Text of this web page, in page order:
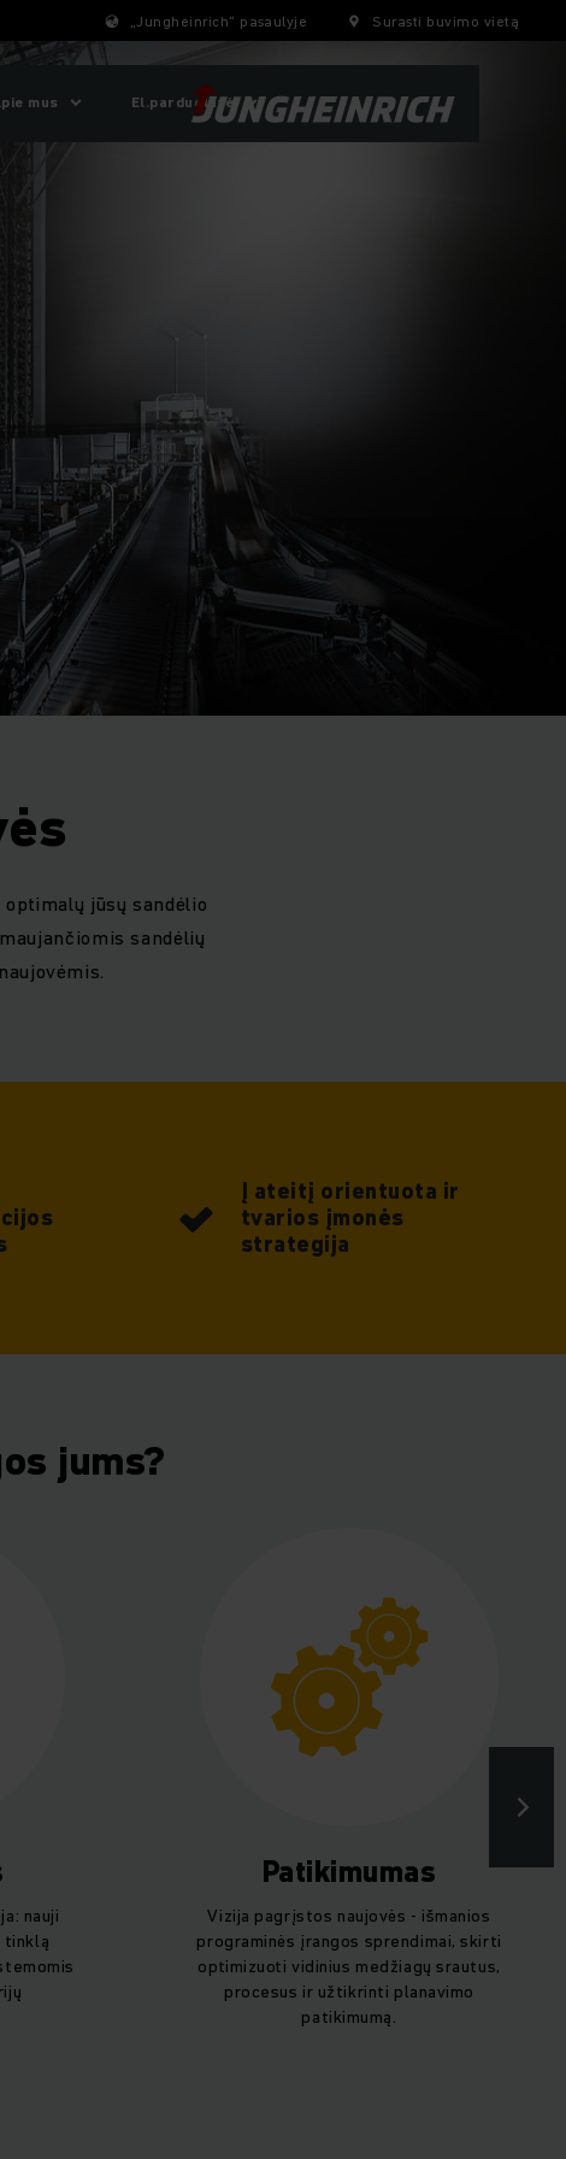
„Jungheinrich“ pasaulyje Surasti buvimo vietą
mus El.parduotuvė
jūsų sandėlio
sandėlių
Į ateitį orientuota ir
tvarios įmonės
strategija
jums?
nauji
Patikimumas
Vizija pagrįstos naujovės - išmanios
programinės įrangos sprendimai, skirti
optimizuoti vidinius medžiagų srautus,
procesus ir užtikrinti planavimo
patikimumą.